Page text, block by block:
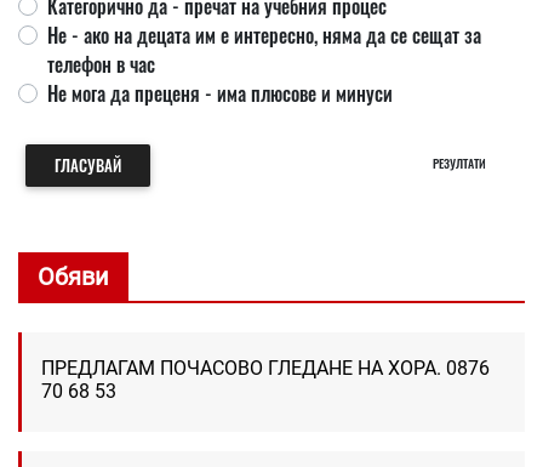
Не - ако на децата им е интересно, няма да се сещат за
телефон в час
Не мога да преценя - има плюсове и минуси
ГЛАСУВАЙ РЕЗУЛТАТИ
Обяви
ПРЕДЛАГАМ ПОЧАСОВО ГЛЕДАНЕ НА ХОРА. 0876
70 68 53